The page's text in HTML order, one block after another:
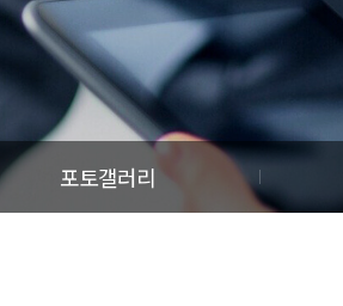
포토갤러리